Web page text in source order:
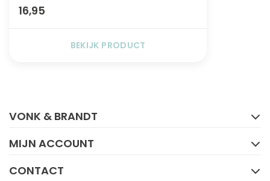
16,95
BEKIJK PRODUCT
VONK & BRANDT
MIJN ACCOUNT
CONTACT